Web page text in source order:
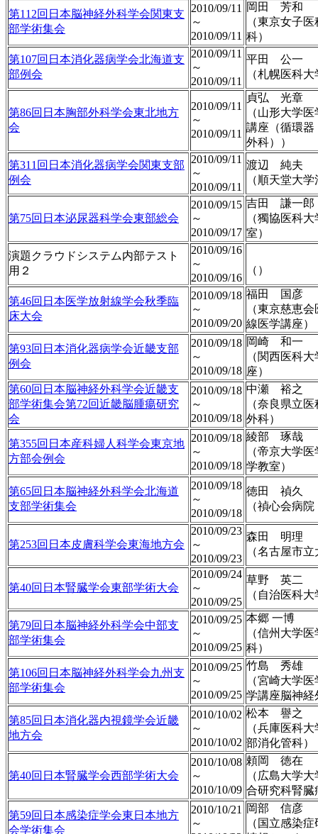
第112回日本脳神経外科学会関東支
部学術集会
2010/09/11
～
2010/09/11
岡田 芳和
（東京女子
科）
第107回日本消化器病学会北海道支
部例会
2010/09/11
～
2010/09/11
平田 公一
（札幌医科
第86回日本胸部外科学会東北地方
会
2010/09/11
～
2010/09/11
貞弘 光章
（山形大学
講座（循環器
外科））
第311回日本消化器病学会関東支部
例会
2010/09/11
～
2010/09/11
渡辺 純夫
（順天堂大
第75回日本泌尿器科学会東部総会
2010/09/15
～
2010/09/17
吉田 謙一郎
（獨協医科
室）
演題クラウドシステム内部テスト
用２
2010/09/16
～
2010/09/16
（）
第46回日本医学放射線学会秋季臨
床大会
2010/09/18
～
2010/09/20
福田 国彦
（東京慈恵
線医学講座）
第93回日本消化器病学会近畿支部
例会
2010/09/18
～
2010/09/18
岡崎 和一
（関西医科
座）
第60回日本脳神経外科学会近畿支
部学術集会第72回近畿脳腫瘍研究
会
2010/09/18
～
2010/09/18
中瀬 裕之
（奈良県立
外科）
第355回日本産科婦人科学会東京地
方部会例会
2010/09/18
～
2010/09/18
綾部 琢哉
（帝京大学
学教室）
第65回日本脳神経外科学会北海道
支部学術集会
2010/09/18
～
2010/09/18
徳田 禎久
（禎心会病
第253回日本皮膚科学会東海地方会
2010/09/23
～
2010/09/23
森田 明理
（名古屋市
第40回日本腎臓学会東部学術大会
2010/09/24
～
2010/09/25
草野 英二
（自治医科
第79回日本脳神経外科学会中部支
部学術集会
2010/09/25
～
2010/09/25
本郷 一博
（信州大学
科）
第106回日本脳神経外科学会九州支
部学術集会
2010/09/25
～
2010/09/25
竹島 秀雄
（宮崎大学
学講座脳神経
第85回日本消化器内視鏡学会近畿
地方会
2010/10/02
～
2010/10/02
松本 譽之
（兵庫医科
部消化管科）
第40回日本腎臓学会西部学術大会
2010/10/08
～
2010/10/09
頼岡 徳在
（広島大学
合研究科腎臓
第59回日本感染症学会東日本地方
会学術集会
2010/10/21
～
岡部 信彦
（国立感染